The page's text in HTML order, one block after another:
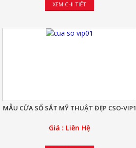
XEM CHI TIẾT
MẪU CỬA SỔ SẮT MỸ THUẬT ĐẸP CSO-VIP1
Giá : Liên Hệ